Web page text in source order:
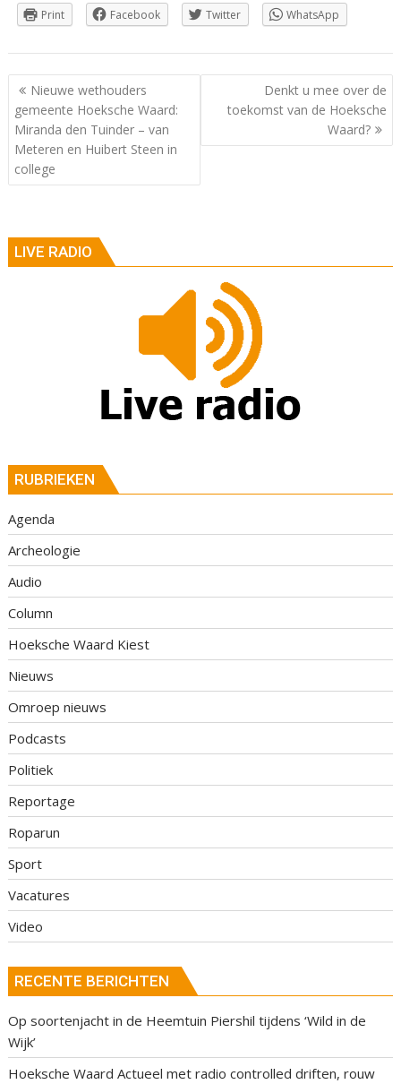
Print Facebook Twitter WhatsApp
Berichtnavigatie
Nieuwe wethouders
gemeente Hoeksche Waard:
Miranda den Tuinder – van
Meteren en Huibert Steen in
college
Denkt u mee over de
toekomst van de Hoeksche
Waard?
LIVE RADIO
RUBRIEKEN
Agenda
Archeologie
Audio
Column
Hoeksche Waard Kiest
Nieuws
Omroep nieuws
Podcasts
Politiek
Reportage
Roparun
Sport
Vacatures
Video
RECENTE BERICHTEN
Op soortenjacht in de Heemtuin Piershil tijdens ‘Wild in de
Wijk’
Hoeksche Waard Actueel met radio controlled driften, rouw